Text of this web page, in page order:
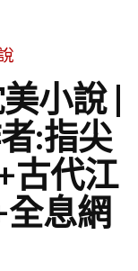
小說 |
:指尖
古代江
息網